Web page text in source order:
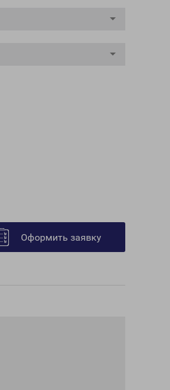
Оформить заявку